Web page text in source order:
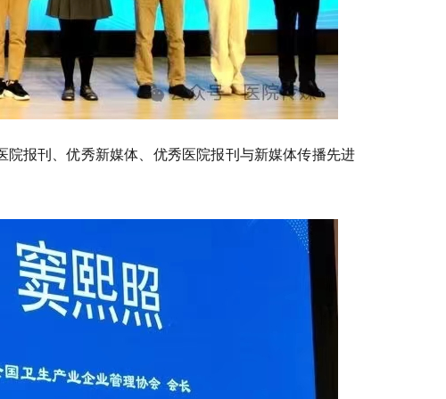
报刊、优秀新媒体、优秀医院报刊与新媒体传播先进